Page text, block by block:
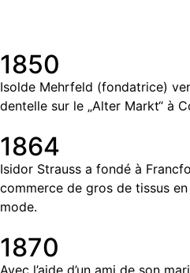
1850
Isolde Mehrfeld (fondatrice)
dentelle sur le „Alter Markt“ à
1864
Isidor Strauss a fondé à
commerce de gros de tissus
mode.
1870